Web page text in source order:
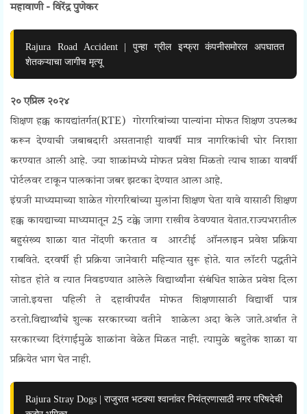
महावाणी - विरेंद्र पुणेकर
Rajura Road Accident | पुन्हा ग्रील इन्फ्रा कंपनीसमोरल अपघातत
शेतकऱ्याचा जागीच मृत्यू
२० एप्रिल २०२४
शिक्षण हक्क कायद्यांतर्गत(RTE) गोरगरिबांच्या पाल्यांना मोफत शिक्षण उपलब्ध
करून देण्याची जबाबदारी असतानाही यावर्षी मात्र नागरिकांची घोर निराशा
करण्यात आली आहे. ज्या शाळांमध्ये मोफत प्रवेश मिळतो त्याच शाळा यावर्षी
पोर्टलवर टाकून पालकांना जबर झटका देण्यात आला आहे.
इंग्रजी माध्यमाच्या शाळेत गोरगरिबांच्या मुलांना शिक्षण घेता यावे यासाठी शिक्षण
हक्क कायद्याच्या माध्यमातून 25 टक्के जागा राखीव ठेवण्यात येतात.राज्यभरातील
बहुसंख्य शाळा यात नोंदणी करतात व आरटीई ऑनलाइन प्रवेश प्रक्रिया
राबविते. दरवर्षी ही प्रक्रिया जानेवारी महिन्यात सुरू होते. यात लॉटरी पद्धतीने
सोडत होते व त्यात निवडण्यात आलेले विद्यार्थ्यांना संबंधित शाळेत प्रवेश दिला
जातो.इयत्ता पहिली ते दहावीपर्यंत मोफत शिक्षणासाठी विद्यार्थी पात्र
ठरतो.विद्यार्थ्यांचे शुल्क सरकारच्या वतीने शाळेला अदा केले जाते.अर्थात ते
सरकारच्या दिरंगाईमुळे शाळांना वेळेत मिळत नाही. त्यामुळे बहुतेक शाळा या
प्रक्रियेत भाग घेत नाही.
Rajura Stray Dogs | राजुरात भटक्या श्वानांवर नियंत्रणासाठी नगर परिषदेची